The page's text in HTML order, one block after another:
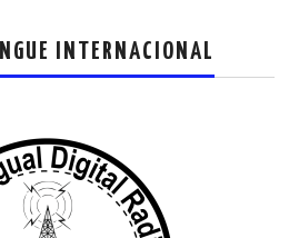
INTERNACIONAL